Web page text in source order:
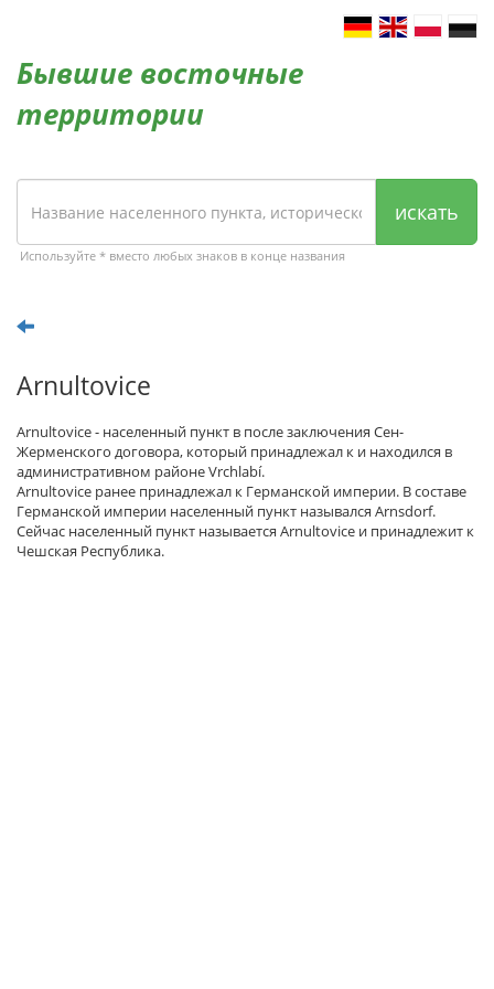
Бывшие восточные
территории
искать
Используйте * вместо любых знаков в конце названия
Arnultovice
Arnultovice - населенный пункт в после заключения Сен-
Жерменского договора, который принадлежал к и находился в
административном районе Vrchlabí.
Arnultovice ранее принадлежал к Германской империи. В составе
Германской империи населенный пункт назывался Arnsdorf.
Сейчас населенный пункт называется Arnultovice и принадлежит к
Чешская Республика.